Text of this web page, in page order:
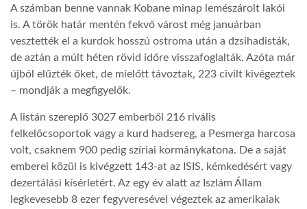
A számban benne vannak Kobane minap lemészárolt lakói
is. A török határ mentén fekvő várost még januárban
vesztették el a kurdok hosszú ostroma után a dzsihadisták,
de aztán a múlt héten rövid időre visszafoglalták. Azóta már
újból elűzték őket, de mielőtt távoztak, 223 civilt kivégeztek
– mondják a megfigyelők.
A listán szereplő 3027 emberből 216 rivális
felkelőcsoportok vagy a kurd hadsereg, a Pesmerga harcosa
volt, csaknem 900 pedig szíriai kormánykatona. De a saját
emberei közül is kivégzett 143-at az ISIS, kémkedésért vagy
dezertálási kísérletért. Az egy év alatt az Iszlám Állam
legkevesebb 8 ezer fegyveresével végeztek az amerikaiak